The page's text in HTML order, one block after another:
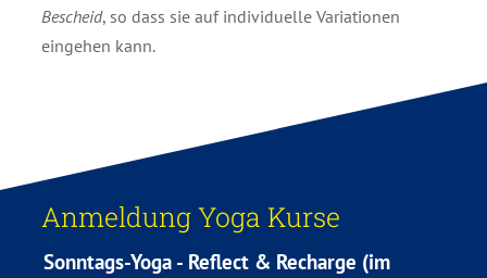
Bescheid, so dass sie auf individuelle Variationen
eingehen kann.
Anmeldung Yoga Kurse
Sonntags-Yoga - Reflect & Recharge (im